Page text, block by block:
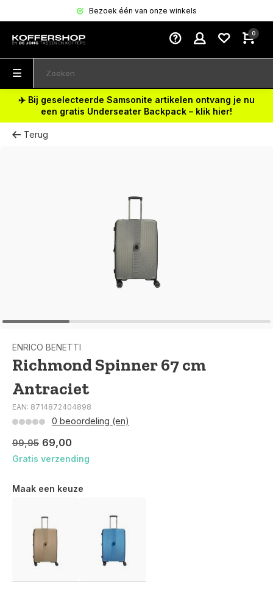
Bezoek één van onze winkels
0
✈️ Bij geselecteerde Samsonite artikelen ontvang je nu
een gratis Underseater Backpack – klik hier!
Terug
ENRICO BENETTI
Richmond Spinner 67 cm
Antraciet
EAN: 8714872404898
0 beoordeling (en)
99,95 69,00
Gratis verzending
Maak een keuze